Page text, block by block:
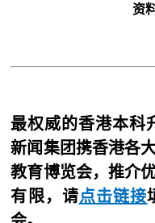
资
最权威的香港本科
新闻集团携香港各
教育博览会，推介
有限，请点击链接